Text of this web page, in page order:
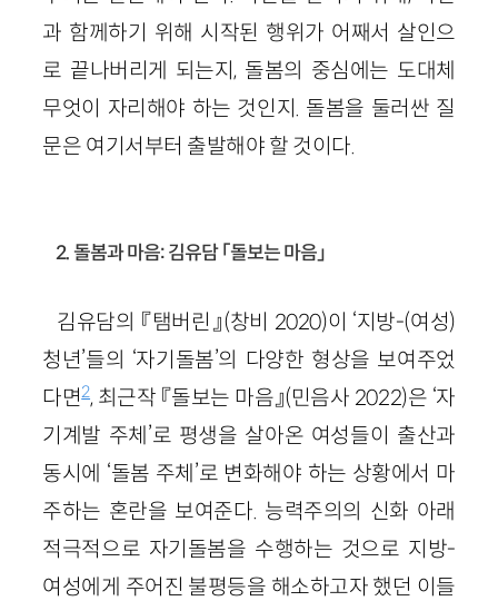
과 함께하기 위해 시작된 행위가 어째서 살인으
로 끝나버리게 되는지, 돌봄의 중심에는 도대체
무엇이 자리해야 하는 것인지. 돌봄을 둘러싼 질
문은 여기서부터 출발해야 할 것이다.
2. 돌봄과 마음: 김유담 「돌보는 마음」
김유담의 『탬버린』(창비 2020)이 ‘지방-(여성)
청년’들의 ‘자기돌봄’의 다양한 형상을 보여주었
다면2, 최근작 『돌보는 마음』(민음사 2022)은 ‘자
기계발 주체’로 평생을 살아온 여성들이 출산과
동시에 ‘돌봄 주체’로 변화해야 하는 상황에서 마
주하는 혼란을 보여준다. 능력주의의 신화 아래
적극적으로 자기돌봄을 수행하는 것으로 지방-
여성에게 주어진 불평등을 해소하고자 했던 이들